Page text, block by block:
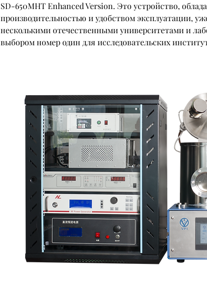
SD-650MHT Enhanced Version. Это устройство,
производительностью и удобством эксплуатации,
несколькими отечественными университетами и
выбором номер один для исследовательских